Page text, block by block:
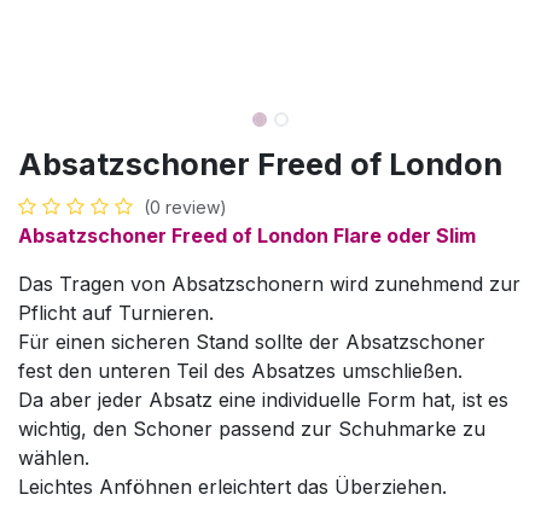
Absatzschoner Freed of London
(0 review)
Absatzschoner Freed of London Flare oder Slim
Das Tragen von Absatzschonern wird zunehmend zur
Pflicht auf Turnieren.
Für einen sicheren Stand sollte der Absatzschoner
fest den unteren Teil des Absatzes umschließen.
Da aber jeder Absatz eine individuelle Form hat, ist es
wichtig, den Schoner passend zur Schuhmarke zu
wählen.
Leichtes Anföhnen erleichtert das Überziehen.